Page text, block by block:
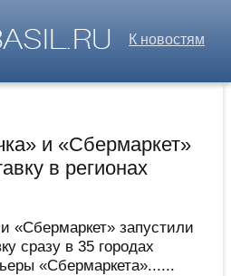
К новостям
и «Сбермаркет»
в регионах
«Сбермаркет» запустили
сразу в 35 городах
«Сбермаркета»......